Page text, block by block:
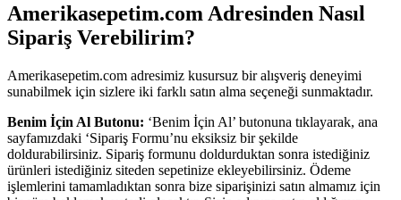
Amerikasepetim.com Adresinden Nasıl
Sipariş Verebilirim?
Amerikasepetim.com adresimiz kusursuz bir alışveriş deneyimi
sunabilmek için sizlere iki farklı satın alma seçeneği sunmaktadır.
Benim İçin Al Butonu: ‘Benim İçin Al’ butonuna tıklayarak, ana
sayfamızdaki ‘Sipariş Formu’nu eksiksiz bir şekilde
doldurabilirsiniz. Sipariş formunu doldurduktan sonra istediğiniz
ürünleri istediğiniz siteden sepetinize ekleyebilirsiniz. Ödeme
işlemlerini tamamladıktan sonra bize siparişinizi satın almamız için